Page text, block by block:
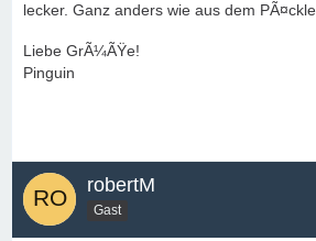
lecker. Ganz anders wie aus dem
Liebe GrÃ¼ÃŸe!
Pinguin
robertM
Gast